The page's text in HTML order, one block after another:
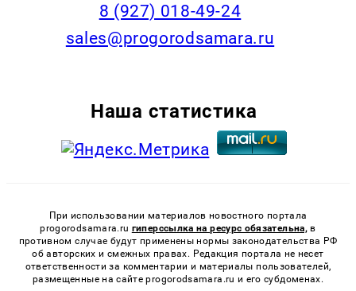
8 (927) 018-49-24
sales@progorodsamara.ru
Наша статистика
При использовании материалов новостного портала
progorodsamara.ru гиперссылка на ресурс обязательна, в
противном случае будут применены нормы законодательства РФ
об авторских и смежных правах. Редакция портала не несет
ответственности за комментарии и материалы пользователей,
размещенные на сайте progorodsamara.ru и его субдоменах.